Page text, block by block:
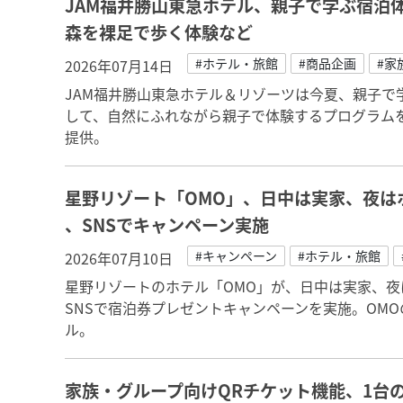
JAM福井勝山東急ホテル、親子で学ぶ宿泊
森を裸足で歩く体験など
2026年07月14日 #ホテル・旅館 #商品企画 #家
JAM福井勝山東急ホテル＆リゾーツは今夏、親子
して、自然にふれながら親子で体験するプログラ
提供。
星野リゾート「OMO」、日中は実家、夜
、SNSでキャンペーン実施
2026年07月10日 #キャンペーン #ホテル・旅館
星野リゾートのホテル「OMO」が、日中は実家、
SNSで宿泊券プレゼントキャンペーンを実施。
ル。
家族・グループ向けQRチケット機能、1台